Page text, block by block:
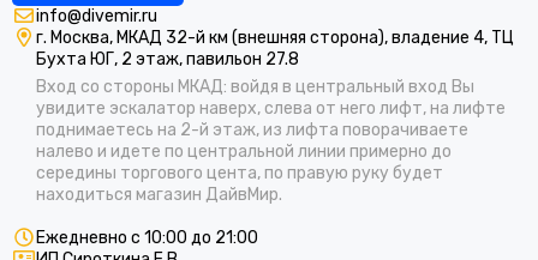
info@divemir.ru
г. Москва, МКАД 32-й км (внешняя сторона), владение 4, ТЦ
Бухта ЮГ, 2 этаж, павильон 27.8
Вход со стороны МКАД: войдя в центральный вход Вы
увидите эскалатор наверх, слева от него лифт, на лифте
поднимаетесь на 2-й этаж, из лифта поворачиваете
налево и идете по центральной линии примерно до
середины торгового цента, по правую руку будет
находиться магазин ДайвМир.
Ежедневно с 10:00 до 21:00